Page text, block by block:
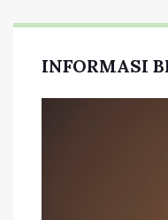
INFORMASI